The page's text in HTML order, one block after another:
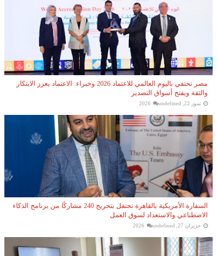
مصر تحتفي باليوم العالمي للاعتماد 2026 وخبراء: الاعتماد يعزز الابتكار
والثقة ويفتح أسواق التصدير
تموز 22, 2026 undefined
السفارة الأمريكية بالقاهرة تحتفل بتخريج 240 مشاركًا من برنامج الذكاء
الاصطناعي والاستعداد لسوق العمل
حزيران 27, 2026 undefined